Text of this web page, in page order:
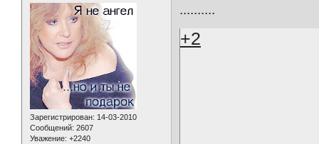
Зарегистрирован: 14-03-2010
Сообщений: 2607
Уважение: +2240
..........
+2